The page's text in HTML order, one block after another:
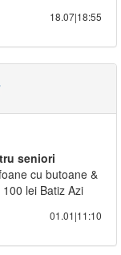
18.07|18:55
seniori
cu butoane &
100 lei Batiz Azi
01.01|11:10